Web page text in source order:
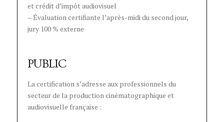
et crédit d’impôt audiovisuel
– Évaluation certifiante l’après-midi du second jour,
jury 100 % externe
PUBLIC
La certification s’adresse aux professionnels du
secteur de la production cinématographique et
audiovisuelle française :